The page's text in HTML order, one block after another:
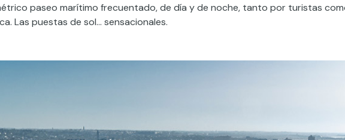
paseo marítimo frecuentado, de día y de noche, tanto por turistas
Las puestas de sol… sensacionales.